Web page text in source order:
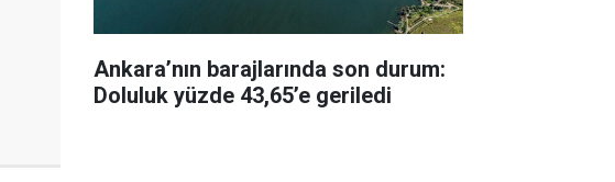
Ankara’nın barajlarında son durum:
Doluluk yüzde 43,65’e geriledi